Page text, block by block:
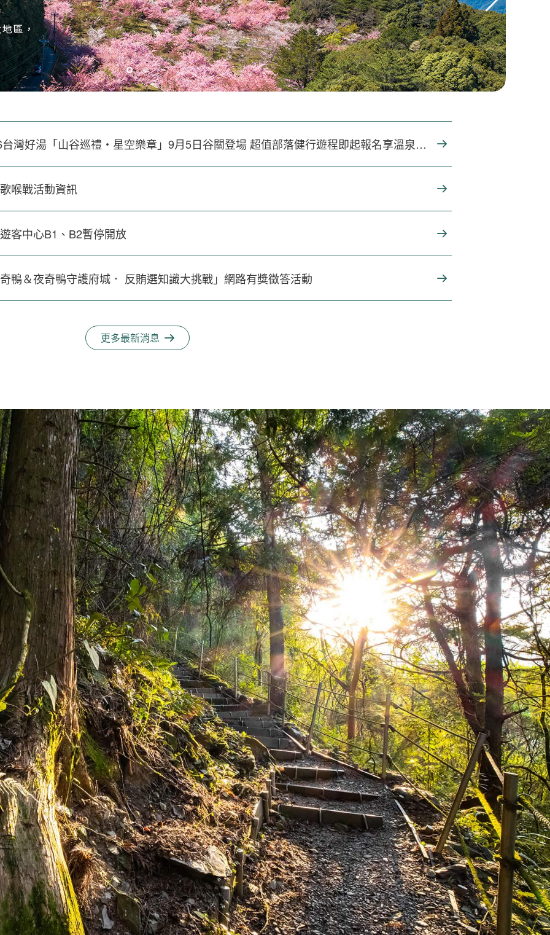
2026台灣好湯「山谷巡禮・星空樂章」9月5日谷關登場 超值部落健行遊程即起報名享溫泉飯店住宿優惠
喉戰活動資訊
客中心B1、B2暫停開放
鴨＆夜奇鴨守護府城． 反賄選知識大挑戰」網路有獎徵答活動
更多最新消息